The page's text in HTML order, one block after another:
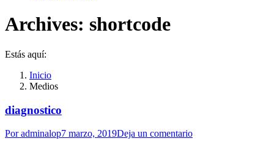
Archives: shortcode
Estás aquí:
Inicio
Medios
diagnostico
Poradminalop7 marzo, 2019Deja un comentario